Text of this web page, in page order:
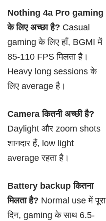
Nothing 4a Pro gaming
के लिए अच्छा है? Casual
gaming के लिए हाँ, BGMI में
85-110 FPS मिलता है।
Heavy long sessions के
लिए average है।
Camera कितनी अच्छी है?
Daylight और zoom shots
शानदार हैं, low light
average रहता है।
Battery backup कितना
मिलता है? Normal use में पूरा
दिन, gaming के साथ 6.5-